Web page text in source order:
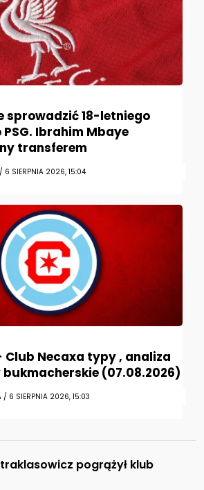
sprowadzić 18-letniego
Ibrahim Mbaye
transferem
/ 6 SIERPNIA 2026, 15:04
Club Necaxa typy , analiza
(07.08.2026)
/ 6 SIERPNIA 2026, 15:03
pogrążył klub